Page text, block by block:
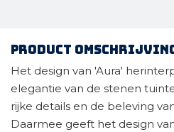
Product
Het design van 'Aura'
elegantie van de stenen
rijke details en de beleving
Daarmee geeft het design